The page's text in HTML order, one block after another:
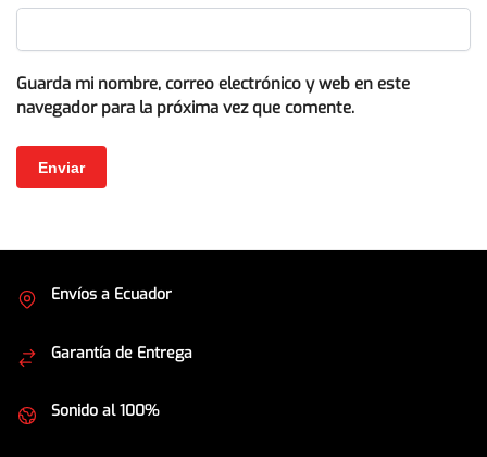
Guarda mi nombre, correo electrónico y web en este
navegador para la próxima vez que comente.
Envíos a Ecuador
Garantía de Entrega
Sonido al 100%